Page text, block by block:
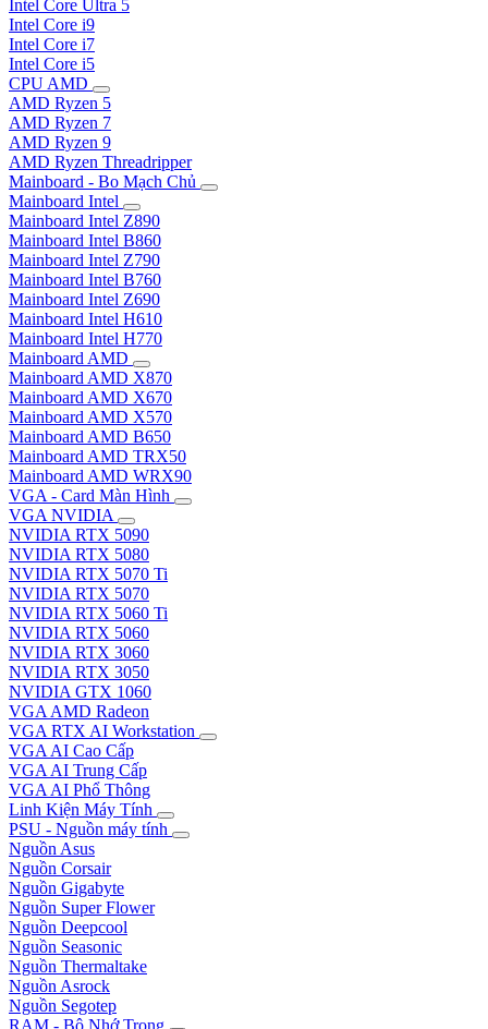
Intel Core Ultra 5
Intel Core i9
Intel Core i7
Intel Core i5
CPU AMD
AMD Ryzen 5
AMD Ryzen 7
AMD Ryzen 9
AMD Ryzen Threadripper
Mainboard - Bo Mạch Chủ
Mainboard Intel
Mainboard Intel Z890
Mainboard Intel B860
Mainboard Intel Z790
Mainboard Intel B760
Mainboard Intel Z690
Mainboard Intel H610
Mainboard Intel H770
Mainboard AMD
Mainboard AMD X870
Mainboard AMD X670
Mainboard AMD X570
Mainboard AMD B650
Mainboard AMD TRX50
Mainboard AMD WRX90
VGA - Card Màn Hình
VGA NVIDIA
NVIDIA RTX 5090
NVIDIA RTX 5080
NVIDIA RTX 5070 Ti
NVIDIA RTX 5070
NVIDIA RTX 5060 Ti
NVIDIA RTX 5060
NVIDIA RTX 3060
NVIDIA RTX 3050
NVIDIA GTX 1060
VGA AMD Radeon
VGA RTX AI Workstation
VGA AI Cao Cấp
VGA AI Trung Cấp
VGA AI Phổ Thông
Linh Kiện Máy Tính
PSU - Nguồn máy tính
Nguồn Asus
Nguồn Corsair
Nguồn Gigabyte
Nguồn Super Flower
Nguồn Deepcool
Nguồn Seasonic
Nguồn Thermaltake
Nguồn Asrock
Nguồn Segotep
RAM - Bộ Nhớ Trong